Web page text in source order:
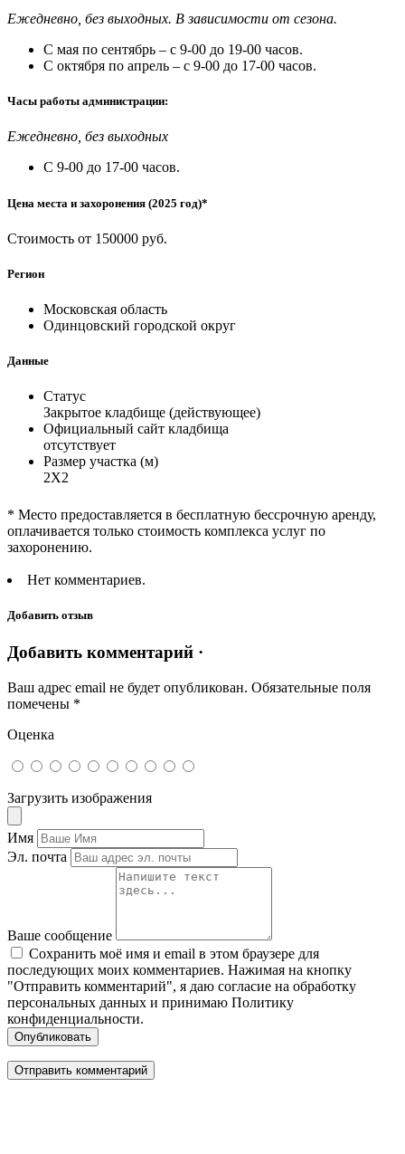
Ежедневно, без выходных. В зависимости от сезона.
С мая по сентябрь – с 9-00 до 19-00 часов.
С октября по апрель – с 9-00 до 17-00 часов.
Часы работы администрации:
Ежедневно, без выходных
С 9-00 до 17-00 часов.
Цена места и захоронения (2025 год)*
Стоимость от 150000 руб.
Регион
Московская область
Одинцовский городской округ
Данные
Статус
Закрытое кладбище (действующее)
Официальный сайт кладбища
отсутствует
Размер участка (м)
2Х2
* Место предоставляется в бесплатную бессрочную аренду,
оплачивается только стоимость комплекса услуг по
захоронению.
Нет комментариев.
Добавить отзыв
Добавить комментарий ·
Ваш адрес email не будет опубликован. Обязательные поля
помечены *
Оценка
Загрузить изображения
Имя
Эл. почта
Ваше сообщение
Сохранить моё имя и email в этом браузере для
последующих моих комментариев. Нажимая на кнопку
"Отправить комментарий", я даю согласие на обработку
персональных данных и принимаю Политику
конфиденциальности.
Опубликовать